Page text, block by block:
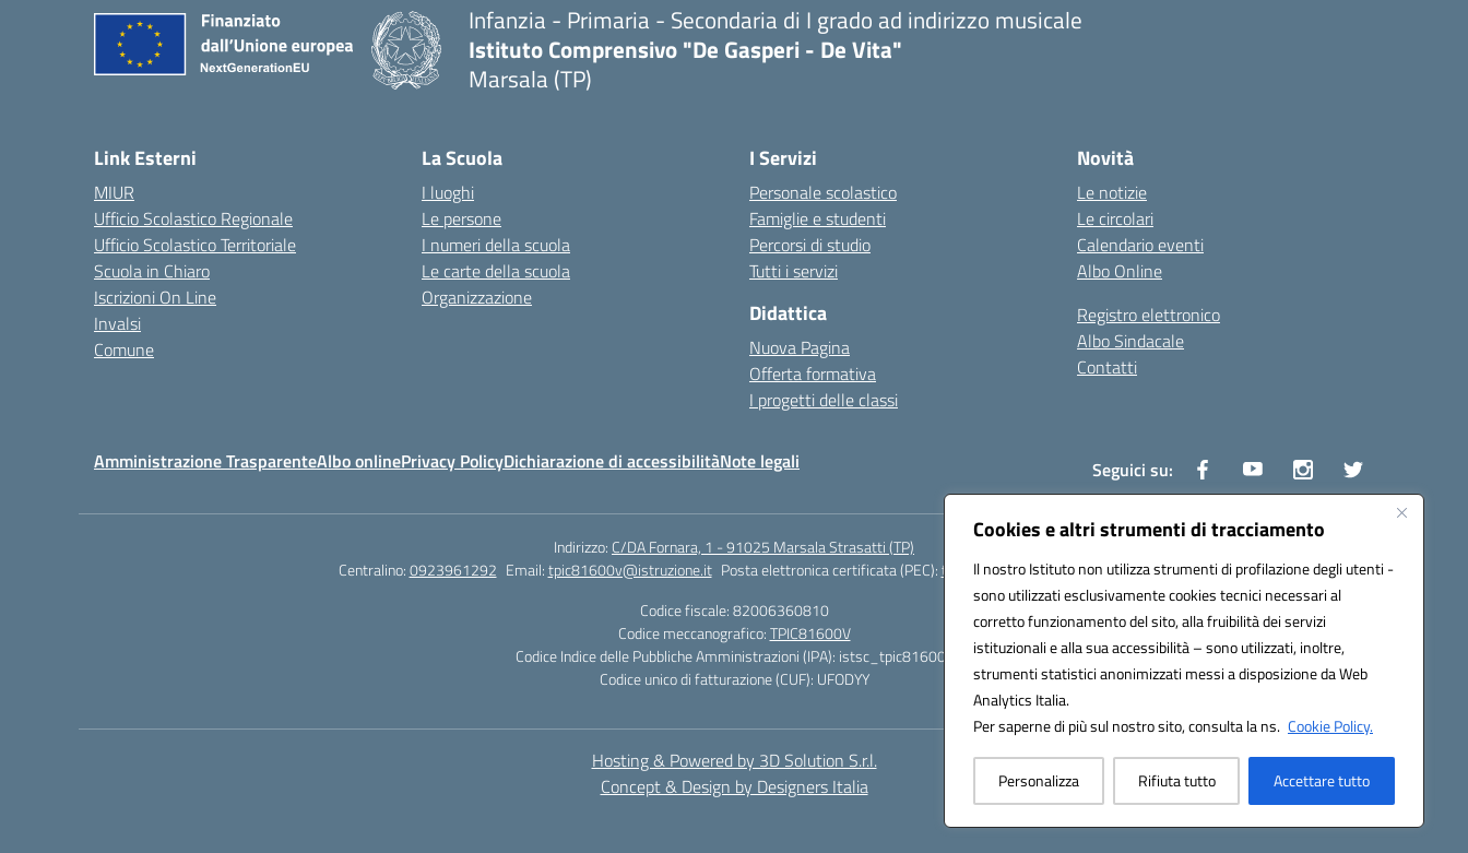
Cookies e altri strumenti di tracciamento
Il nostro Istituto non utilizza strumenti di profilazione degli utenti -
sono utilizzati esclusivamente cookies tecnici necessari al
corretto funzionamento del sito, alla fruibilità dei servizi
istituzionali e alla sua accessibilità – sono utilizzati, inoltre,
strumenti statistici anonimizzati messi a disposizione da Web
Analytics Italia.
Per saperne di più sul nostro sito, consulta la ns. Cookie Policy.
Personalizza Rifiuta tutto Accettare tutto
Infanzia - Primaria - Secondaria di I grado ad indirizzo musicale
Istituto Comprensivo "De Gasperi - De Vita"
Marsala (TP)
Link Esterni
MIUR
Ufficio Scolastico Regionale
Ufficio Scolastico Territoriale
Scuola in Chiaro
Iscrizioni On Line
Invalsi
Comune
La Scuola
I luoghi
Le persone
I numeri della scuola
Le carte della scuola
Organizzazione
I Servizi
Personale scolastico
Famiglie e studenti
Percorsi di studio
Tutti i servizi
Didattica
Nuova Pagina
Offerta formativa
I progetti delle classi
Novità
Le notizie
Le circolari
Calendario eventi
Albo Online
Registro elettronico
Albo Sindacale
Contatti
Amministrazione TrasparenteAlbo onlinePrivacy PolicyDichiarazione di accessibilitàNote legali Seguici su:
Indirizzo: C/DA Fornara, 1 - 91025 Marsala Strasatti (TP)
Centralino:0923961292 Email:tpic81600v@istruzione.it Posta elettronica certificata (PEC):tpic81600v@pec.istruzione.it
Codice fiscale: 82006360810
Codice meccanografico:TPIC81600V
Codice Indice delle Pubbliche Amministrazioni (IPA): istsc_tpic81600v
Codice unico di fatturazione (CUF): UFODYY
Hosting & Powered by 3D Solution S.r.l.
Concept & Design by Designers Italia